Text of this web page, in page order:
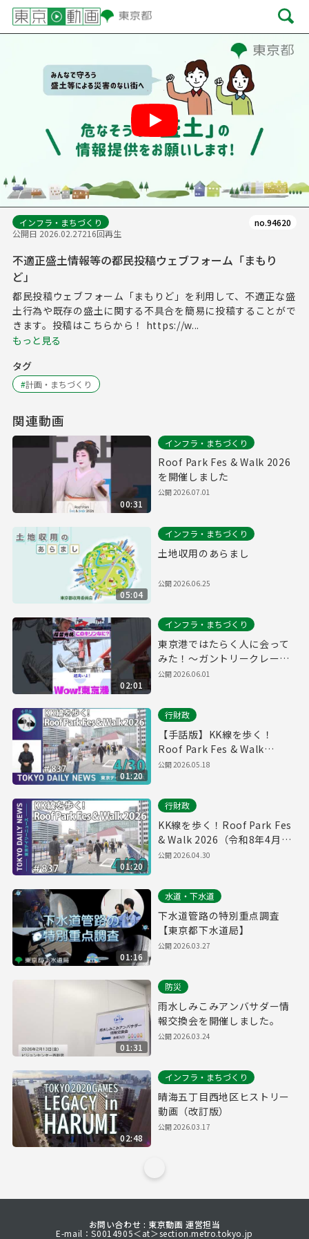
インフラ・まちづくり
公開日 2026.02.27216回再生
no.94620
不適正盛土情報等の都民投稿ウェブフォーム「まもり
ど」
都民投稿ウェブフォーム「まもりど」を利用して、不適正な盛
土行為や既存の盛土に関する不具合を簡易に投稿することがで
きます。投稿はこちらから！ https://w...
もっと見る
タグ
#計画・まちづくり
関連動画
00:31
インフラ・まちづくり
Roof Park Fes & Walk 2026
を開催しました
公開2026.07.01
05:04
インフラ・まちづくり
土地収用のあらまし
公開2026.06.25
02:01
インフラ・まちづくり
東京港ではたらく人に会って
みた！～ガントリークレーン
編～
公開2026.06.01
01:20
行財政
【手話版】KK線を歩く！
Roof Park Fes & Walk
2026（令和8年4月30日 東京
公開2026.05.18
01:20
行財政
KK線を歩く！Roof Park Fes
& Walk 2026（令和8年4月30
日 東京デイリーニュース
公開2026.04.30
01:16
水道・下水道
下水道管路の特別重点調査
【東京都下水道局】
公開2026.03.27
01:31
防災
雨水しみこみアンバサダー情
報交換会を開催しました。
公開2026.03.24
02:48
インフラ・まちづくり
晴海五丁目西地区ヒストリー
動画（改訂版）
公開2026.03.17
お問い合わせ : 東京動画 運営担当
E-mail：S0014905＜at＞section.metro.tokyo.jp